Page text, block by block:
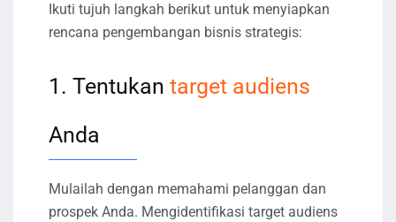
Ikuti tujuh langkah berikut untuk menyiapkan
rencana pengembangan bisnis strategis:
1. Tentukan target audiens
Anda
Mulailah dengan memahami pelanggan dan
prospek Anda. Mengidentifikasi target audiens